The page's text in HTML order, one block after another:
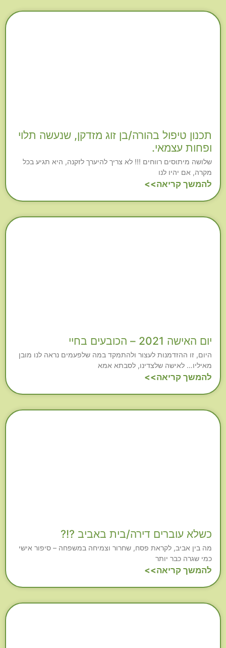
תכנון טיפול בהורה/בן זוג מזדקן, שנעשה תלוי
ופחות עצמאי.
שלושה מיתוסים רווחים !!! לא צריך להיערך לזקנה, היא תגיע בכל
מקרה, אם יהיו לנו
להמשך קריאה>>
יום האישה 2021 – הכובעים בחיי
היום, זו ההזדמנות לעצור ולהתמקד במה שלפעמים נראה לנו מובן
מאיליו… לאישה שלצדינו, לסבתא אמא
להמשך קריאה>>
כשלא עוברים דירה/בית באביב ?!?
מה בין אביב, לקראת פסח, שחרור וצמיחה במשפחה – סיפור אישי
כמי שגרה כבר יותר
להמשך קריאה>>